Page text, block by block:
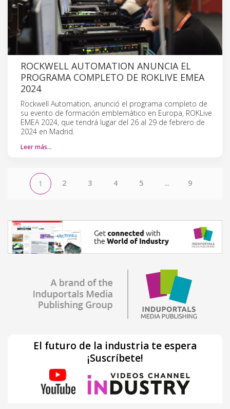
ROCKWELL AUTOMATION ANUNCIA EL
PROGRAMA COMPLETO DE ROKLIVE EMEA
2024
Rockwell Automation, anunció el programa completo de
su evento de formación emblemático en Europa, ROKLive
EMEA 2024, que tendrá lugar del 26 al 29 de febrero de
2024 en Madrid.
Leer más…
1 2 3 4 5 ... 9
El futuro de la industria te espera
¡Suscríbete!